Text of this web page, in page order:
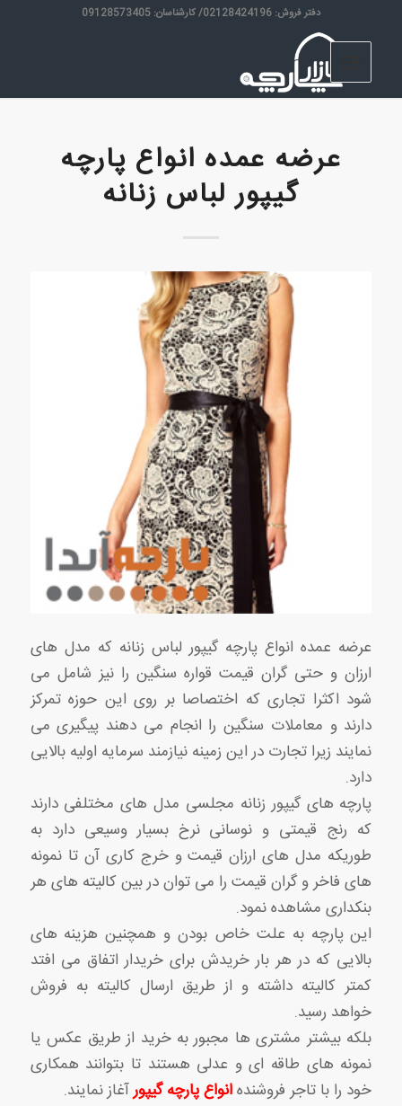
دفتر فروش: 02128424196/ کارشناسان: 09128573405
عرضه عمده انواع پارچه
گیپور لباس زنانه
عرضه عمده انواع پارچه گیپور لباس زنانه که مدل های
ارزان و حتی گران قیمت قواره سنگین را نیز شامل می
شود اکثرا تجاری که اختصاصا بر روی این حوزه تمرکز
دارند و معاملات سنگین را انجام می دهند پیگیری می
نمایند زیرا تجارت در این زمینه نیازمند سرمایه اولیه بالایی
دارد.
پارچه های گیپور زنانه مجلسی مدل های مختلفی دارند
که رنج قیمتی و نوسانی نرخ بسیار وسیعی دارد به
طوریکه مدل های ارزان قیمت و خرج کاری آن تا نمونه
های فاخر و گران قیمت را می توان در بین کالیته های هر
بنکداری مشاهده نمود.
این پارچه به علت خاص بودن و همچنین هزینه های
بالایی که در هر بار خریدش برای خریدار اتفاق می افتد
کمتر کالیته داشته و از طریق ارسال کالیته به فروش
خواهد رسید.
بلکه بیشتر مشتری ها مجبور به خرید از طریق عکس یا
نمونه های طاقه ای و عدلی هستند تا بتوانند همکاری
خود را با تاجر فروشندهانواع پارچه گیپورآغاز نمایند.